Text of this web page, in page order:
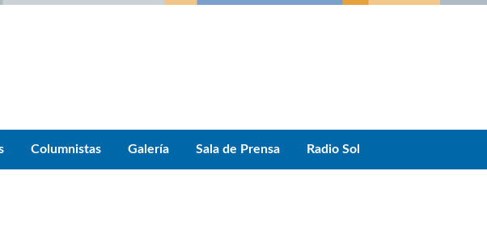
Columnistas Galería Sala de Prensa Radio Sol